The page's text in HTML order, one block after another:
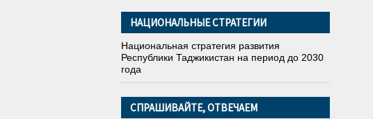
НАЦИОНАЛЬНЫЕ СТРАТЕГИИ
Национальная стратегия развития
Республики Таджикистан на период до 2030
года
СПРАШИВАЙТЕ, ОТВЕЧАЕМ